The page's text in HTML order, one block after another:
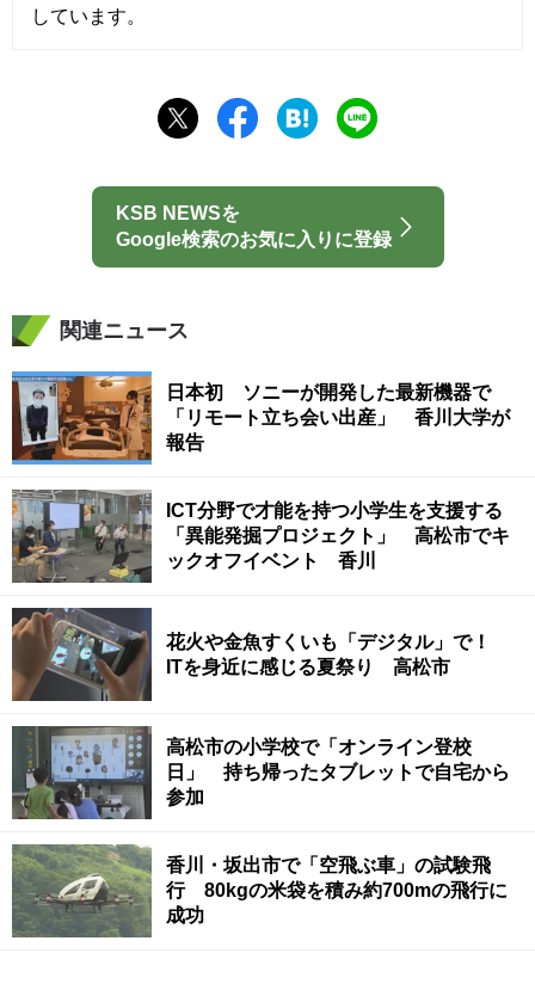
しています。
KSB NEWSを
Google検索のお気に入りに登録
関連ニュース
日本初 ソニーが開発した最新機器で
「リモート立ち会い出産」 香川大学が
報告
ICT分野で才能を持つ小学生を支援する
「異能発掘プロジェクト」 高松市でキ
ックオフイベント 香川
花火や金魚すくいも「デジタル」で！
ITを身近に感じる夏祭り 高松市
高松市の小学校で「オンライン登校
日」 持ち帰ったタブレットで自宅から
参加
香川・坂出市で「空飛ぶ車」の試験飛
行 80kgの米袋を積み約700mの飛行に
成功